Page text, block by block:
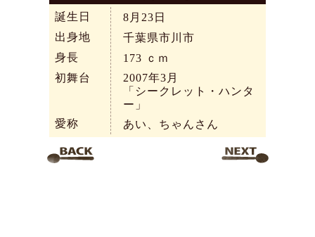
誕生日
8月23日
出身地
千葉県市川市
身長
173 ｃｍ
初舞台
2007年3月
「シークレット・ハンタ
ー」
愛称
あい、ちゃんさん